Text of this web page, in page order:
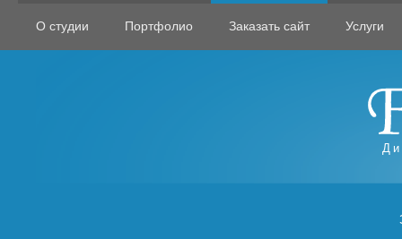
О студии Портфолио Заказать сайт Услуги